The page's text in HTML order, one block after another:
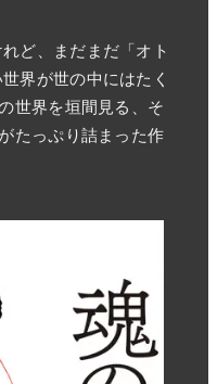
ど、まだまだ「オト
界が世の中にはたく
世界を垣間見る、そ
たっぷり詰まった作